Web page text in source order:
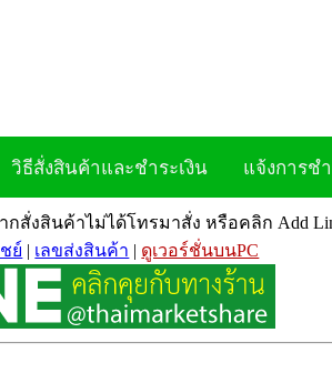
วิธีสั่งสินค้าและชำระเงิน แจ้งการช
กสั่งสินค้าไม่ได้โทรมาสั่ง หรือคลิก Add
ย์ | เลขส่งสินค้า | ดูเวอร์ชั่นบนPC